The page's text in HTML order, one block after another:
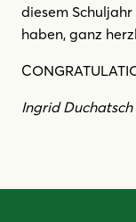
diesem
haben, ganz
Ingrid Duchatsch